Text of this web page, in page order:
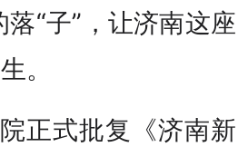
“子”，让济南这座
。
正式批复《济南新